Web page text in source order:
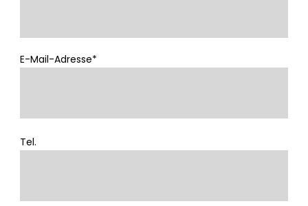
E-Mail-Adresse*
Tel.